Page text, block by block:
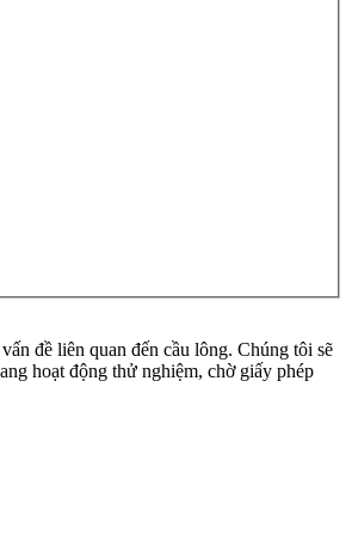
đề liên quan đến cầu lông. Chúng tôi sẽ
hoạt động thử nghiệm, chờ giấy phép